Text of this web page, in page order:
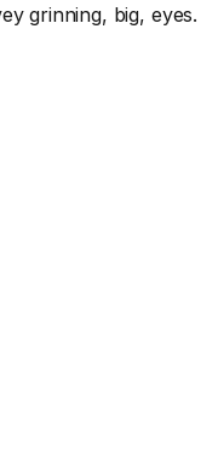
grinning, big, eyes.